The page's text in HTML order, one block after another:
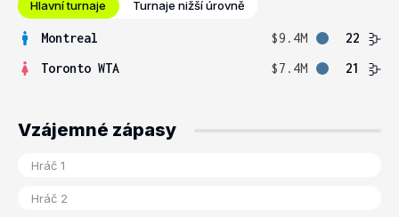
Hlavní turnaje Turnaje nižší úrovně
Montreal $9.4M
22
Toronto WTA
$7.4M 21
Vzájemné zápasy